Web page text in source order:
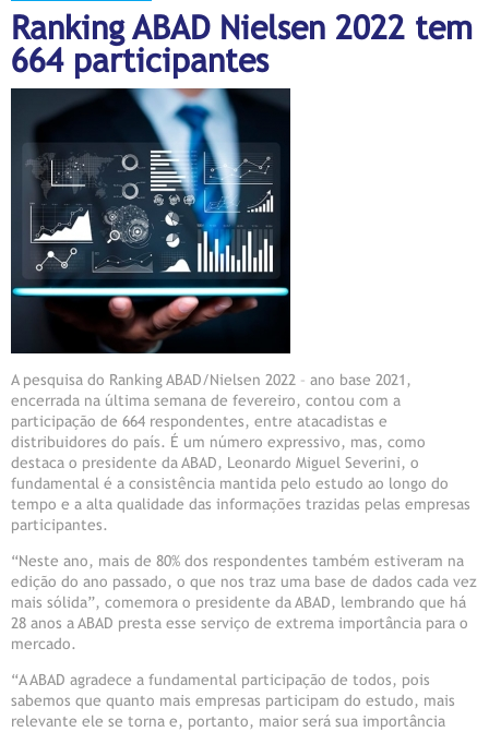
Ranking ABAD Nielsen 2022 tem
664 participantes
A pesquisa do Ranking ABAD/Nielsen 2022 – ano base 2021,
encerrada na última semana de fevereiro, contou com a
participação de 664 respondentes, entre atacadistas e
distribuidores do país. É um número expressivo, mas, como
destaca o presidente da ABAD, Leonardo Miguel Severini, o
fundamental é a consistência mantida pelo estudo ao longo do
tempo e a alta qualidade das informações trazidas pelas empresas
participantes.
“Neste ano, mais de 80% dos respondentes também estiveram na
edição do ano passado, o que nos traz uma base de dados cada vez
mais sólida”, comemora o presidente da ABAD, lembrando que há
28 anos a ABAD presta esse serviço de extrema importância para o
mercado.
“A ABAD agradece a fundamental participação de todos, pois
sabemos que quanto mais empresas participam do estudo, mais
relevante ele se torna e, portanto, maior será sua importância